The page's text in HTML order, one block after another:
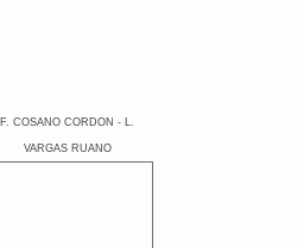
F. COSANO CORDON - L.
VARGAS RUANO